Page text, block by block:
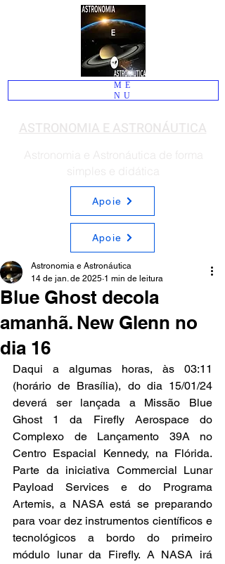
ASTRONOMIA E ASTRONÁUTICA
ME
NU
Astronomia e Astronáutica de forma
simples e didática
Apoie
Apoie
Blue Ghost decola
amanhã. New Glenn no
dia 16
Astronomia e Astronáutica
14 de jan. de 2025 1 min de leitura
Daqui a algumas horas, às 03:11
(horário de Brasília), do dia 15/01/24
deverá ser lançada a Missão Blue
Ghost 1 da Firefly Aerospace do
Complexo de Lançamento 39A no
Centro Espacial Kennedy, na Flórida.
Parte da iniciativa Commercial Lunar
Payload Services e do Programa
Artemis, a NASA está se preparando
para voar dez instrumentos científicos e
tecnológicos a bordo do primeiro
módulo lunar da Firefly. A NASA irá